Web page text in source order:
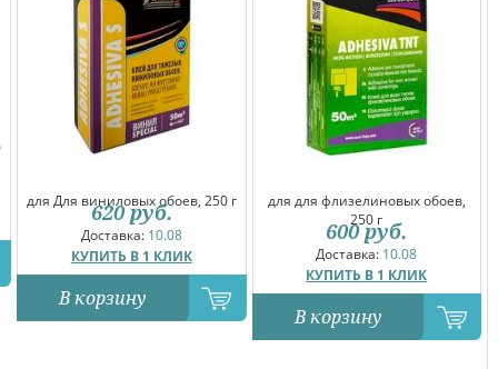
для Для виниловых обоев, 250 г
Доставка: 10.08
КУПИТЬ В 1 КЛИК
620 руб.
В корзину
для для флизелиновых обоев,
250 г
Доставка: 10.08
КУПИТЬ В 1 КЛИК
600 руб.
В корзину